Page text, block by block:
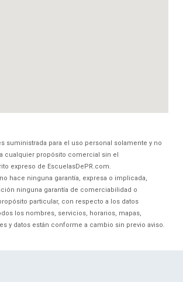
suministrada para el uso personal solamente y no
cualquier propósito comercial sin el
expreso de EscuelasDePR.com.
hace ninguna garantía, expresa o implicada,
ninguna garantía de comerciabilidad o
particular, con respecto a los datos
los nombres, servicios, horarios, mapas,
y datos están conforme a cambio sin previo aviso.